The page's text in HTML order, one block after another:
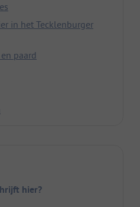
in het Tecklenburger
paard
hier?